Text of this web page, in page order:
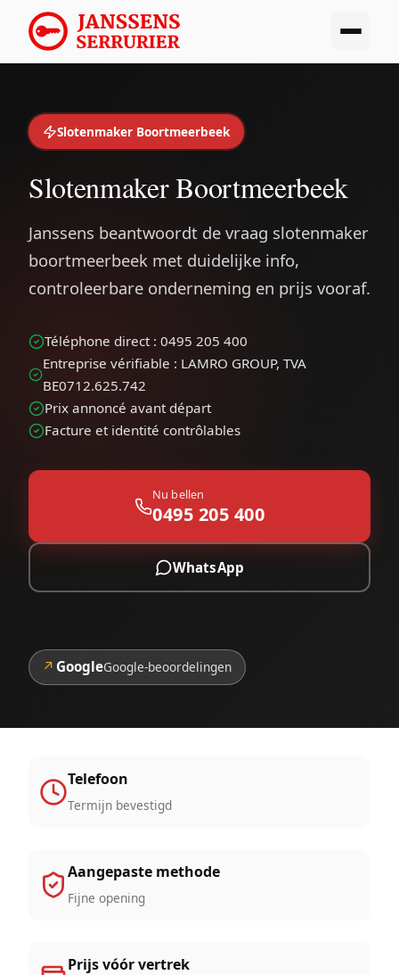
Slotenmaker Boortmeerbeek
Slotenmaker Boortmeerbeek
Janssens beantwoordt de vraag slotenmaker
boortmeerbeek met duidelijke info,
controleerbare onderneming en prijs vooraf.
Téléphone direct : 0495 205 400
Entreprise vérifiable : LAMRO GROUP, TVA
BE0712.625.742
Prix annoncé avant départ
Facture et identité contrôlables
Nu bellen
0495 205 400
WhatsApp
↗ GoogleGoogle-beoordelingen
Telefoon
Termijn bevestigd
Aangepaste methode
Fijne opening
Prijs vóór vertrek